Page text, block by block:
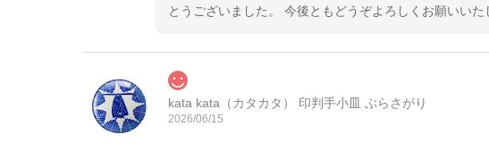
とうございました。 今後ともどうぞよろしくお願いいた
kata kata（カタカタ） 印判手小皿 ぶらさがり
2026/06/15